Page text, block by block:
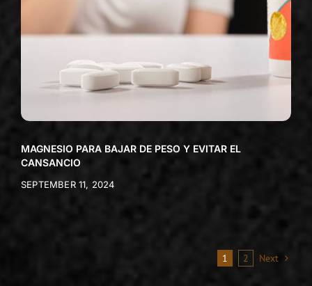
MAGNESIO PARA BAJAR DE PESO Y EVITAR EL
CANSANCIO
SEPTEMBER 11, 2024
1 2 Next